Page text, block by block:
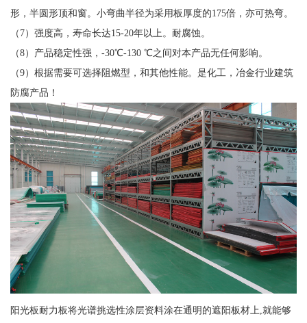
形，半圆形顶和窗。小弯曲半径为采用板厚度的175倍，亦可热弯。
（7）强度高，寿命长达15-20年以上。耐腐蚀。
（8）产品稳定性强，-30℃-130 ℃之间对本产品无任何影响。
（9）根据需要可选择阻燃型，和其他性能。是化工，冶金行业建筑
防腐产品！
阳光板耐力板将光谱挑选性涂层资料涂在通明的遮阳板材上,就能够